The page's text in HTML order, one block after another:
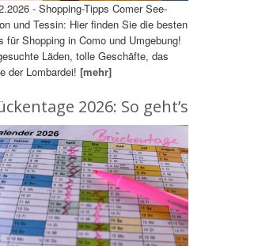
- Shopping-Tipps Comer See-
und Tessin: Hier finden Sie die besten
für Shopping in Como und Umgebung!
Läden, tolle Geschäfte, das
der Lombardei! [mehr]
2026: So geht’s